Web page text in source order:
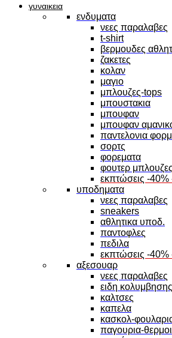
γυναικεια
ενδυματα
νεες παραλαβες
t-shirt
βερμουδες
ζακετες
κολαν
μαγιο
μπλουζες-tops
μπουστακια
μπουφαν
μπουφαν
παντελονια
σορτς
φορεματα
φουτερ μπλουζες
εκπτώσεις -40%
υποδηματα
νεες παραλαβες
sneakers
αθλητικα υποδ.
παντοφλες
πεδιλα
εκπτώσεις -40%
αξεσουαρ
νεες παραλαβες
ειδη κολυμβησης
καλτσες
καπελα
κασκολ-
παγουρια-θερμοι